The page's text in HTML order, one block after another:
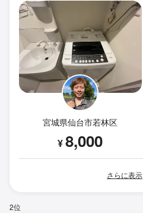
宮城県仙台市若林区
¥8,000
さらに表示
2位